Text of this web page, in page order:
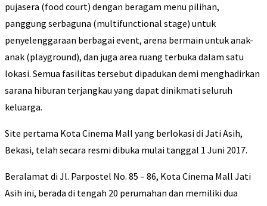
pujasera (food court) dengan beragam menu pilihan,
panggung serbaguna (multifunctional stage) untuk
penyelenggaraan berbagai event, arena bermain untuk anak-
anak (playground), dan juga area ruang terbuka dalam satu
lokasi. Semua fasilitas tersebut dipadukan demi menghadirkan
sarana hiburan terjangkau yang dapat dinikmati seluruh
keluarga.
Site pertama Kota Cinema Mall yang berlokasi di Jati Asih,
Bekasi, telah secara resmi dibuka mulai tanggal 1 Juni 2017.
Beralamat di Jl. Parpostel No. 85 – 86, Kota Cinema Mall Jati
Asih ini, berada di tengah 20 perumahan dan memiliki dua